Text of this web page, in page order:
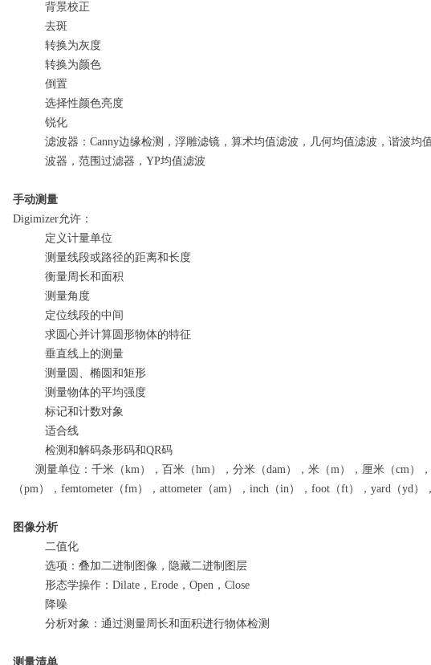
背景校正
去斑
转换为灰度
转换为颜色
倒置
选择性颜色亮度
锐化
滤波器：Canny边缘检测，浮雕滤镜，算术均值滤波，几何均值滤波，谐波均
波器，范围过滤器，YP均值滤波
手动测量
Digimizer允许：
定义计量单位
测量线段或路径的距离和长度
衡量周长和面积
测量角度
定位线段的中间
求圆心并计算圆形物体的特征
垂直线上的测量
测量圆、椭圆和矩形
测量物体的平均强度
标记和计数对象
适合线
检测和解码条形码和QR码
测量单位：千米（km），百米（hm），分米（dam），米（m），厘米（cm）
（pm），femtometer（fm），attometer（am），inch（in），foot（ft），yard（yd）
图像分析
二值化
选项：叠加二进制图像，隐藏二进制图层
形态学操作：Dilate，Erode，Open，Close
降噪
分析对象：通过测量周长和面积进行物体检测
测量清单